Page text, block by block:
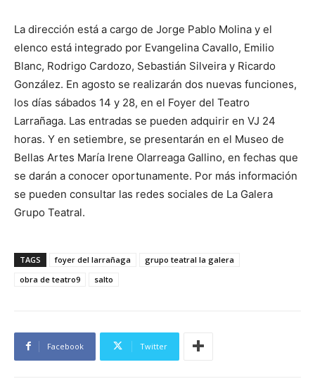
La dirección está a cargo de Jorge Pablo Molina y el
elenco está integrado por Evangelina Cavallo, Emilio
Blanc, Rodrigo Cardozo, Sebastián Silveira y Ricardo
González. En agosto se realizarán dos nuevas funciones,
los días sábados 14 y 28, en el Foyer del Teatro
Larrañaga. Las entradas se pueden adquirir en VJ 24
horas. Y en setiembre, se presentarán en el Museo de
Bellas Artes María Irene Olarreaga Gallino, en fechas que
se darán a conocer oportunamente. Por más información
se pueden consultar las redes sociales de La Galera
Grupo Teatral.
TAGS foyer del larrañaga
grupo teatral la galera
obra de teatro9
salto
Facebook Twitter